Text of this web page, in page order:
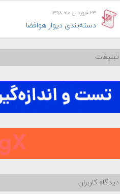
۲۳ فروردین ماه ۱۳۹۸
دسته‌بندی دیوار هوافضا
تبلیغات
دیدگاه کاربران